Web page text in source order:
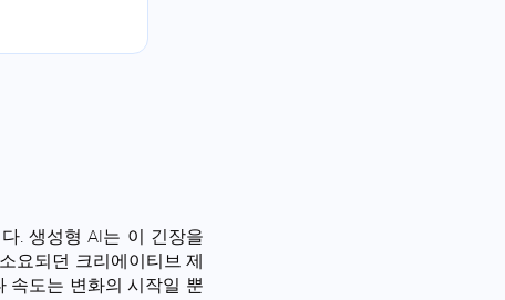
. 생성형 AI는 이 긴장을
요되던 크리에이티브 제
속도는 변화의 시작일 뿐